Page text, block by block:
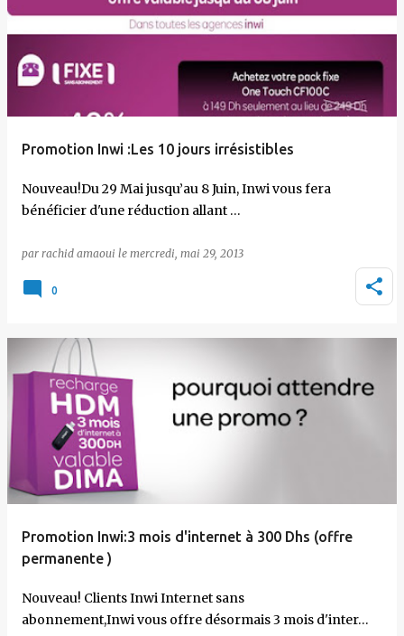
Promotion Inwi :Les 10 jours irrésistibles
Nouveau!Du 29 Mai jusqu’au 8 Juin, Inwi vous fera
bénéficier d'une réduction allant …
par rachid amaoui le mercredi, mai 29, 2013
0
Promotion Inwi:3 mois d'internet à 300 Dhs (offre
permanente )
Nouveau! Clients Inwi Internet sans
abonnement,Inwi vous offre désormais 3 mois d'inter…